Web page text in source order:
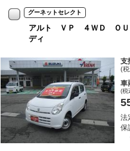
グーネットセレクト
アルト ＶＰ ４ＷＤ ＯＵ
ディ
支
(
車
(税
法
保